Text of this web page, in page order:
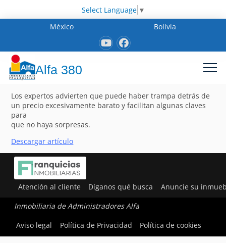
Select Language ▼
México
Bolivia
Alfa 380
Los expertos advierten que puede haber trampa detrás de
un precio excesivamente barato y facilitan algunas claves
para
que no haya sorpresas.
Descargar artículo
Atención al cliente Díganos qué busca Anuncie su
Inmobiliaria de Administradores Alfa
Aviso legal
Política de Privacidad Política de cookies